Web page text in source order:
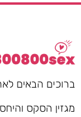
ברוכים הבאים
מגזין הסקס